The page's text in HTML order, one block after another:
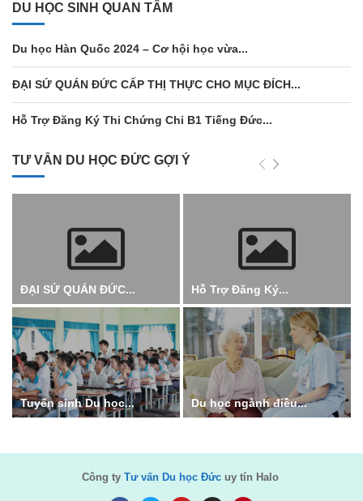
DU HỌC SINH QUAN TÂM
Du học Hàn Quốc 2024 – Cơ hội học vừa...
ĐẠI SỨ QUÁN ĐỨC CẤP THỊ THỰC CHO MỤC ĐÍCH...
Hỗ Trợ Đăng Ký Thi Chứng Chỉ B1 Tiếng Đức...
TƯ VẤN DU HỌC ĐỨC GỢI Ý
ĐẠI SỨ QUÁN ĐỨC... Hỗ Trợ Đăng Ký...
Tuyển sinh Du học... Du học ngành điều...
Công ty Tư vấn Du học Đứcuy tín Halo